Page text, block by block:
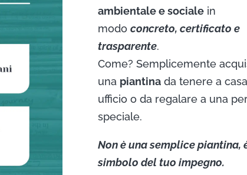
ambientale e socialein
modo concreto, certificato e
trasparente.
Come? Semplicemente
una piantinada tenere a
ufficio o da regalare a una
speciale.
Non è una semplice piantina,
simbolo del tuo impegno.